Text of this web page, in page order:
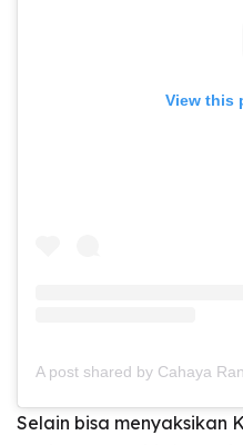
View this
A post shared by Cahaya
Selain bisa menyaksikan